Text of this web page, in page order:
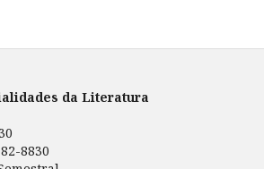
da Literatura
8830